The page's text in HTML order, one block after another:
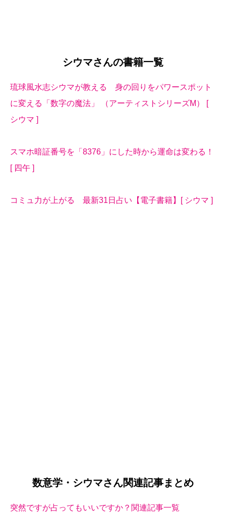
シウマさんの書籍一覧
琉球風水志シウマが教える 身の回りをパワースポット
に変える「数字の魔法」 （アーティストシリーズM） [
シウマ ]
スマホ暗証番号を「8376」にした時から運命は変わる！
[ 四午 ]
コミュ力が上がる 最新31日占い【電子書籍】[ シウマ ]
数意学・シウマさん関連記事まとめ
突然ですが占ってもいいですか？関連記事一覧